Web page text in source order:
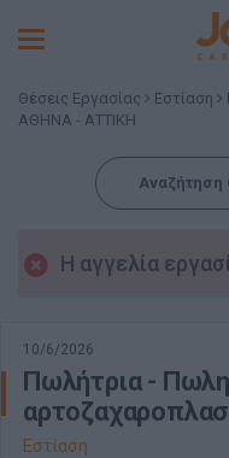
Toggle
Θέσεις Εργασίας Εστίαση
ΑΘΗΝΑ - ΑΤΤΙΚΗ
Αναζήτηση
Η αγγελία
10/6/2026
Πωλήτρια -
Εστίαση